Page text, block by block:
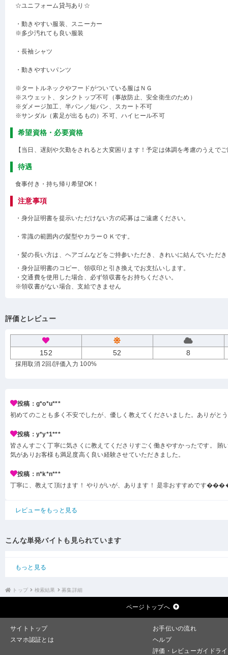
☆ユニフォーム貸与あり☆
・動きやすい服装、スニーカー
※多少汚れても良い服装
・長袖シャツ
・動きやすいパンツ
※タートルネックやフードがついている服はＮＧ
※スウェット、タンクトップ不可（事故防止、安全衛生のため）
※ダメージ加工、半パン／短パン、スカート不可
※サンダル（素足が出るもの）不可、ハイヒール不可
希望資格・必要資格
【当日、遅刻や欠勤をされると大変困ります！予定は体調を考慮のうえで
待遇
食事付き・持ち帰り希望OK！
注意事項
・身分証明書を提示いただけない方の応募はご遠慮ください。
・常識の範囲内の髪型やカラーＯＫです。
・髪の長い方は、ヘアゴムなどをご持参いただき、きれいに結んでいただ
・身分証明書のコピー、領収印と引き換えでお支払いします。
・交通費を使用した場合、必ず領収書をお持ちください。
※領収書がない場合、支給できません
評価とレビュー
152 52 8
採用取消 2回 /評価入力 100%
投稿：g*o*u***
初めてのことも多く不安でしたが、優しく教えてくださいました。ありがと
投稿：y*y*1***
皆さんすごく丁寧に気さくに教えてくださりすごく働きやすかったです。 賄
気がありお客様も満足度高く良い経験させていただきました。
投稿：n*k*n***
丁寧に、教えて頂けます！ やりがいが、あります！ 是非おすすめです
レビューをもっと見る
こんな単発バイトも見られています
もっと見る
トップ 検索結果 募集詳細
ページトップへ
サイトトップ
お手伝いの流れ
スマホ認証とは
ヘルプ
評価・レビューガイドラ